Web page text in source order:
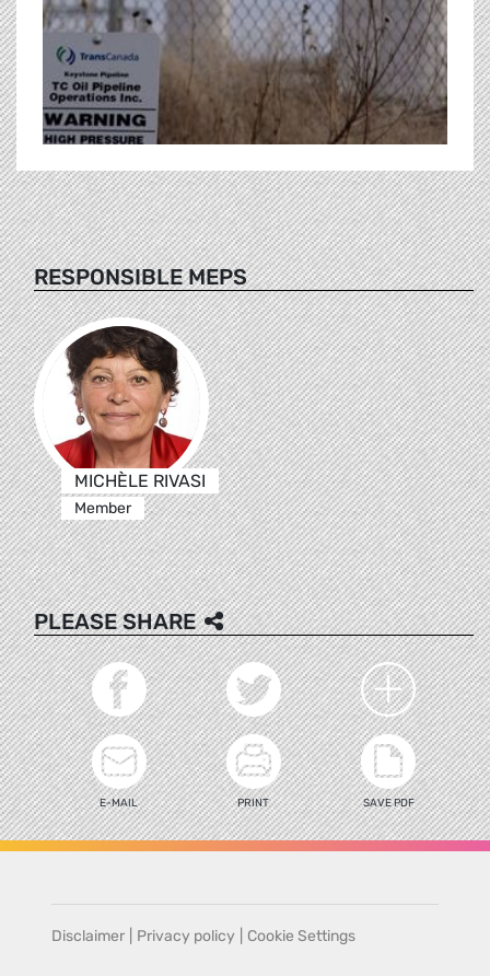
RESPONSIBLE MEPS
MICHÈLE RIVASI
Member
PLEASE SHARE
E-MAIL PRINT SAVE PDF
Disclaimer Privacy policy Cookie Settings